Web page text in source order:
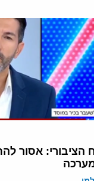
הציבורי: אסור